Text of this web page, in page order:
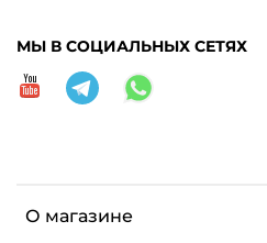
О магазине
МЫ В СОЦИАЛЬНЫХ СЕТЯХ